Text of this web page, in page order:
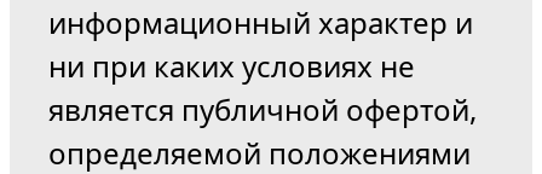
информационный характер и
ни при каких условиях не
является публичной офертой,
определяемой положениями